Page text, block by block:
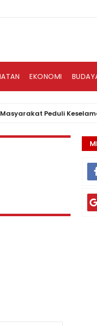
EKONOMI
Peduli Keselamatan